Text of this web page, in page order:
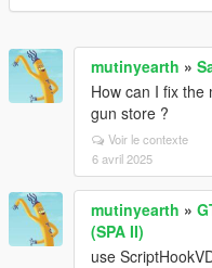
mutinyearth »
How can I fix the
gun store ?
Voir le contexte
6 avril 2025
mutinyearth »
(SPA II)
use